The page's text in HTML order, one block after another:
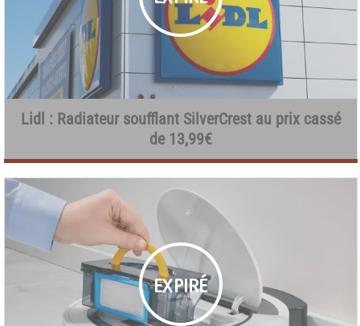
Lidl : Radiateur soufflant SilverCrest au prix cassé
de 13,99€